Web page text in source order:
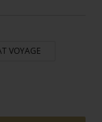
VOYAGE